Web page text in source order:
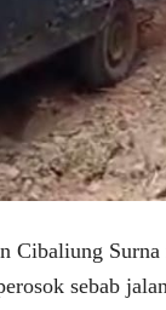
Cibaliung
sebab